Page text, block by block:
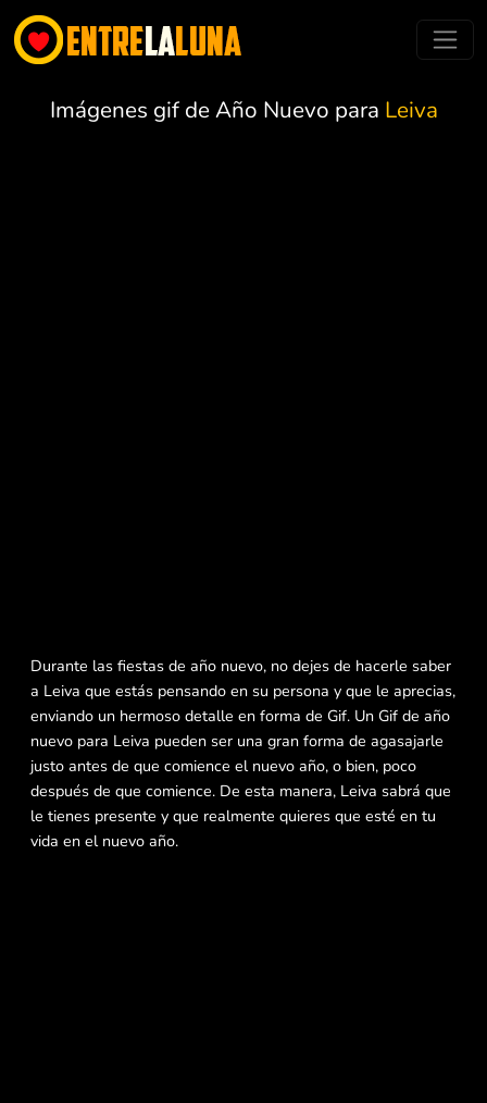
Imágenes gif de Año Nuevo para Leiva
Durante las fiestas de año nuevo, no dejes de hacerle saber
a Leiva que estás pensando en su persona y que le aprecias,
enviando un hermoso detalle en forma de Gif. Un Gif de año
nuevo para Leiva pueden ser una gran forma de agasajarle
justo antes de que comience el nuevo año, o bien, poco
después de que comience. De esta manera, Leiva sabrá que
le tienes presente y que realmente quieres que esté en tu
vida en el nuevo año.